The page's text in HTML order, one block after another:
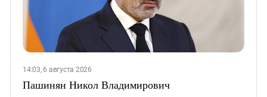
14:03, 6 августа 2026
Пашинян Никол Владимирович